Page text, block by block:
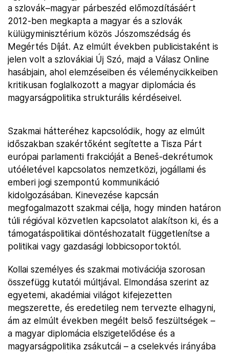
a szlovák–magyar párbeszéd előmozdításáért
2012-ben megkapta a magyar és a szlovák
külügyminisztérium közös Jószomszédság és
Megértés Díját. Az elmúlt években publicistaként is
jelen volt a szlovákiai Új Szó, majd a Válasz Online
hasábjain, ahol elemzéseiben és véleménycikkeiben
kritikusan foglalkozott a magyar diplomácia és
magyarságpolitika strukturális kérdéseivel.
Szakmai hátteréhez kapcsolódik, hogy az elmúlt
időszakban szakértőként segítette a Tisza Párt
európai parlamenti frakcióját a Beneš-dekrétumok
utóéletével kapcsolatos nemzetközi, jogállami és
emberi jogi szempontú kommunikáció
kidolgozásában. Kinevezése kapcsán
megfogalmazott szakmai célja, hogy minden határon
túli régióval közvetlen kapcsolatot alakítson ki, és a
támogatáspolitikai döntéshozatalt függetlenítse a
politikai vagy gazdasági lobbicsoportoktól.
Kollai személyes és szakmai motivációja szorosan
összefügg kutatói múltjával. Elmondása szerint az
egyetemi, akadémiai világot kifejezetten
megszerette, és eredetileg nem tervezte elhagyni,
ám az elmúlt években megélt belső feszültségek –
a magyar diplomácia elszigetelődése és a
magyarságpolitika zsákutcái – a cselekvés irányába